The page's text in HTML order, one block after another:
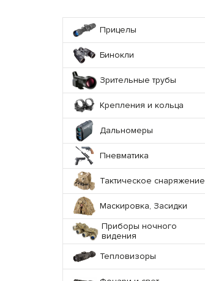
Прицелы
Бинокли
Зрительные трубы
Крепления и кольца
Дальномеры
Пневматика
Тактическое снаряжение
Маскировка, Засидки
Приборы ночного
видения
Тепловизоры